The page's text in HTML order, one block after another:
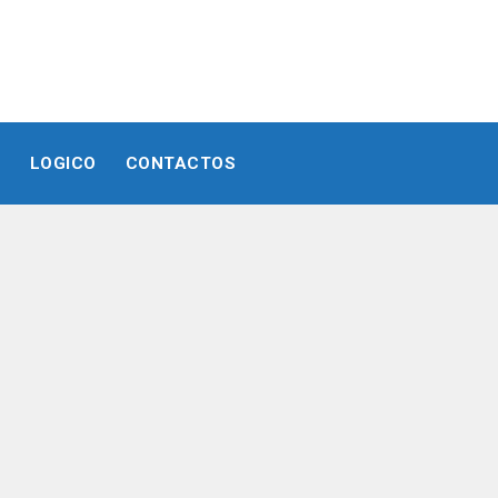
LOGICO CONTACTOS